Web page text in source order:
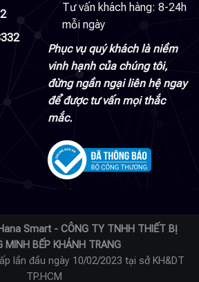
Tư vấn khách hàng: 8-24h
mỗi ngày
Phục vụ quý khách là niềm
vinh hạnh của chúng tôi,
đừng ngần ngại liên hệ ngay
để được tư vấn mọi thắc
mắc.
Smart - CÔNG TY TNHH THIẾT BỊ
MINH BẾP KHÁNH TRANG
lần đầu ngày 10/02/2023 tại sở KH&DT
TP.HCM